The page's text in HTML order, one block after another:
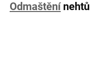
Odmaštěnínehtů